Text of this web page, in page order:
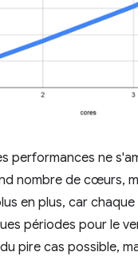
performances ne
nombre de cœurs,
en plus, car
périodes pour le
pire cas possible,